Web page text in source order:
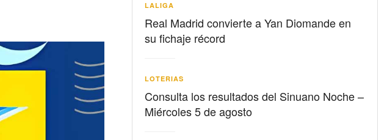
LALIGA
Real Madrid convierte a Yan Diomande en
su fichaje récord
LOTERIAS
Consulta los resultados del Sinuano Noche –
Miércoles 5 de agosto